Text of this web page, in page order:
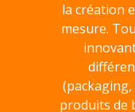
la création
mesure.
produits de